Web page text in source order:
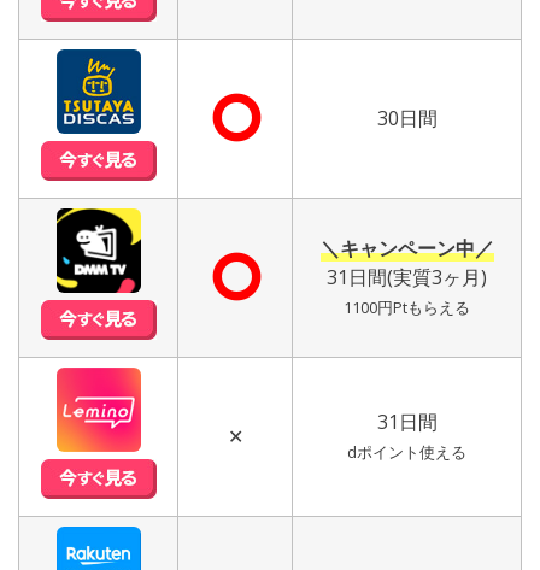
⭘ 30日間
⭘
＼キャンペーン中／
31日間(実質3ヶ月)
1100円Ptもらえる
✕
31日間
dポイント使える